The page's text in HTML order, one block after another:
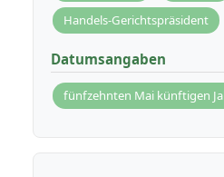
Handels-Gerichtspräsident
Datumsangaben
fünfzehnten Mai künftigen